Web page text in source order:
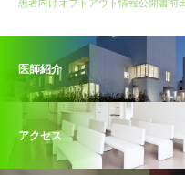
患者向けオプトアウト情報公開書前
医師紹介
アクセス